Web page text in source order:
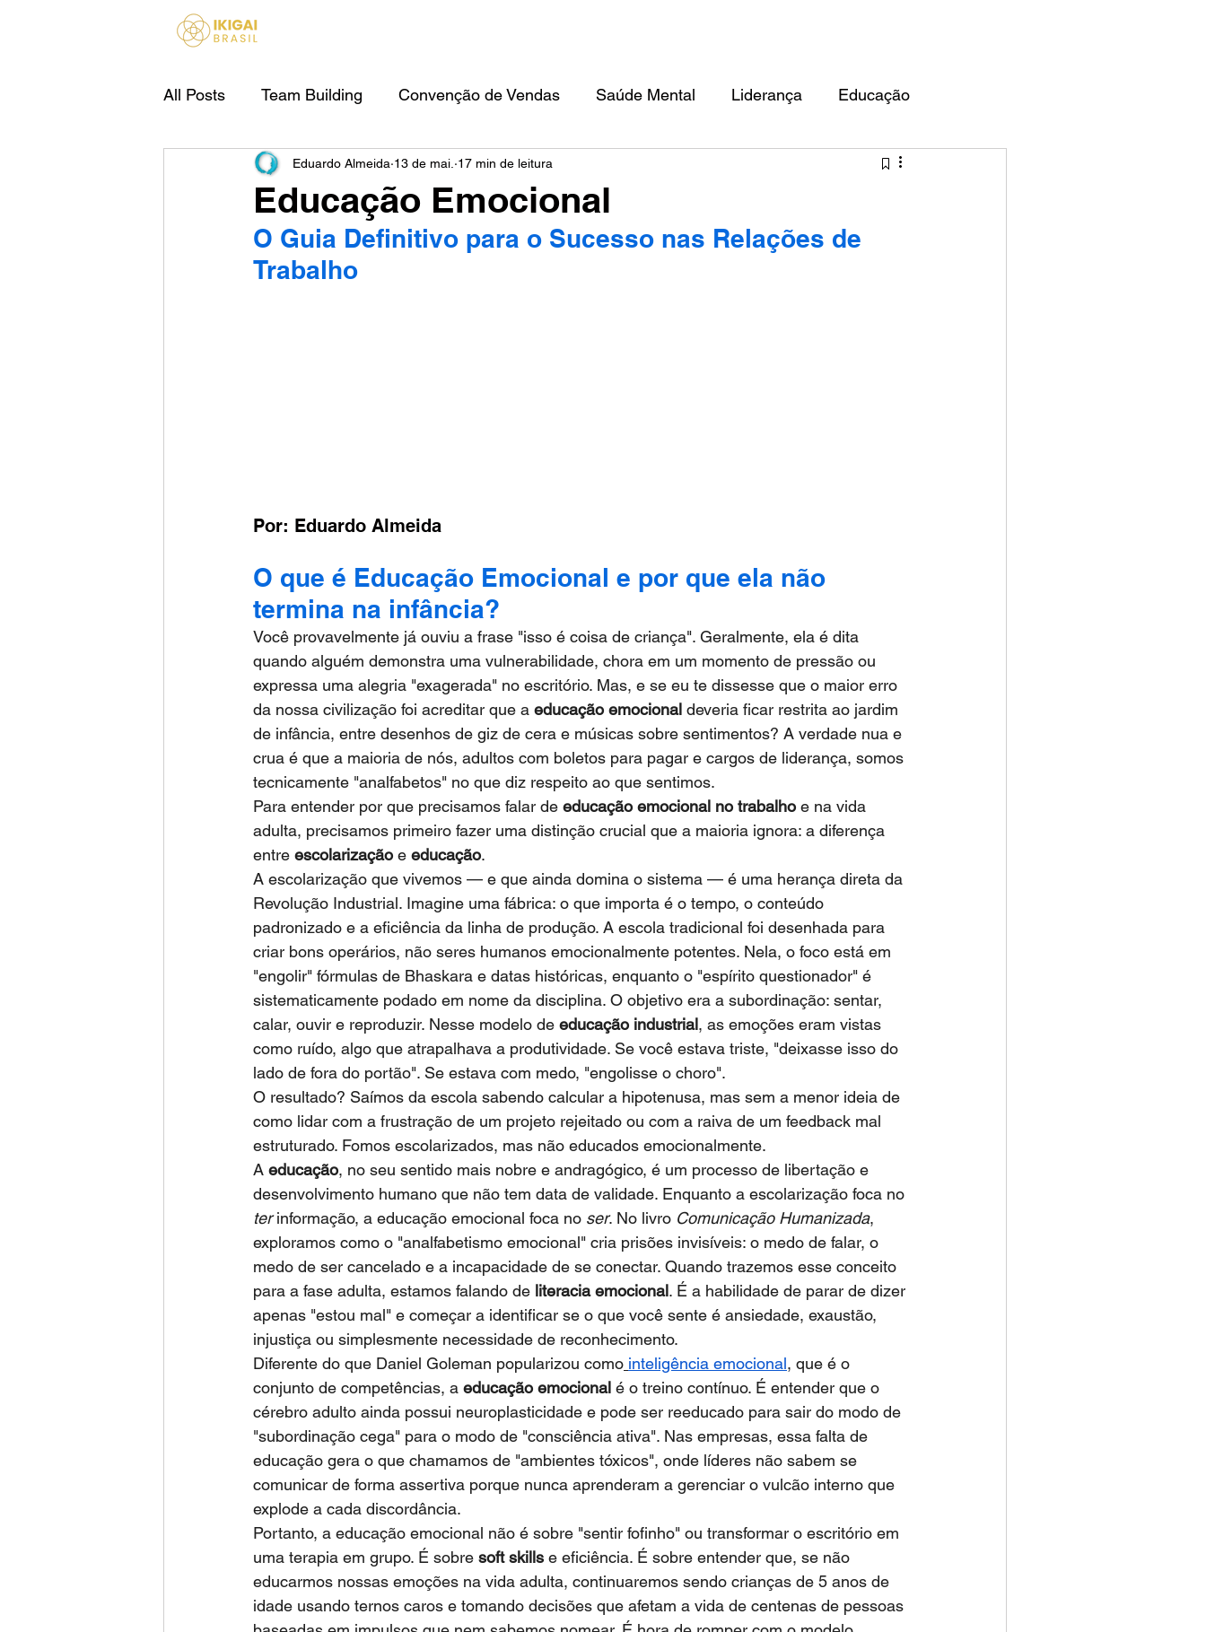
All Posts Team Building Convenção de Vendas Saúde Mental Liderança Educação
IA Para Empresas
Educação Emocional
Eduardo Almeida 13 de mai. 17 min de leitura
O Guia Definitivo para o Sucesso nas Relações de
Trabalho
Por: Eduardo Almeida
O que é Educação Emocional e por que ela não
termina na infância?
Você provavelmente já ouviu a frase "isso é coisa de criança". Geralmente, ela é dita
quando alguém demonstra uma vulnerabilidade, chora em um momento de pressão ou
expressa uma alegria "exagerada" no escritório. Mas, e se eu te dissesse que o maior erro
da nossa civilização foi acreditar que a educação emocional deveria ficar restrita ao jardim
de infância, entre desenhos de giz de cera e músicas sobre sentimentos? A verdade nua e
crua é que a maioria de nós, adultos com boletos para pagar e cargos de liderança, somos
tecnicamente "analfabetos" no que diz respeito ao que sentimos.
Para entender por que precisamos falar de educação emocional no trabalho e na vida
adulta, precisamos primeiro fazer uma distinção crucial que a maioria ignora: a diferença
entre escolarização e educação.
A escolarização que vivemos — e que ainda domina o sistema — é uma herança direta da
Revolução Industrial. Imagine uma fábrica: o que importa é o tempo, o conteúdo
padronizado e a eficiência da linha de produção. A escola tradicional foi desenhada para
criar bons operários, não seres humanos emocionalmente potentes. Nela, o foco está em
"engolir" fórmulas de Bhaskara e datas históricas, enquanto o "espírito questionador" é
sistematicamente podado em nome da disciplina. O objetivo era a subordinação: sentar,
calar, ouvir e reproduzir. Nesse modelo de educação industrial, as emoções eram vistas
como ruído, algo que atrapalhava a produtividade. Se você estava triste, "deixasse isso do
lado de fora do portão". Se estava com medo, "engolisse o choro".
O resultado? Saímos da escola sabendo calcular a hipotenusa, mas sem a menor ideia de
como lidar com a frustração de um projeto rejeitado ou com a raiva de um feedback mal
estruturado. Fomos escolarizados, mas não educados emocionalmente.
A educação, no seu sentido mais nobre e andragógico, é um processo de libertação e
desenvolvimento humano que não tem data de validade. Enquanto a escolarização foca no
ter informação, a educação emocional foca no ser. No livro Comunicação Humanizada,
exploramos como o "analfabetismo emocional" cria prisões invisíveis: o medo de falar, o
medo de ser cancelado e a incapacidade de se conectar. Quando trazemos esse conceito
para a fase adulta, estamos falando de literacia emocional. É a habilidade de parar de dizer
apenas "estou mal" e começar a identificar se o que você sente é ansiedade, exaustão,
injustiça ou simplesmente necessidade de reconhecimento.
Diferente do que Daniel Goleman popularizou como inteligência emocional, que é o
conjunto de competências, a educação emocional é o treino contínuo. É entender que o
cérebro adulto ainda possui neuroplasticidade e pode ser reeducado para sair do modo de
"subordinação cega" para o modo de "consciência ativa". Nas empresas, essa falta de
educação gera o que chamamos de "ambientes tóxicos", onde líderes não sabem se
comunicar de forma assertiva porque nunca aprenderam a gerenciar o vulcão interno que
explode a cada discordância.
Portanto, a educação emocional não é sobre "sentir fofinho" ou transformar o escritório em
uma terapia em grupo. É sobre soft skills e eficiência. É sobre entender que, se não
educarmos nossas emoções na vida adulta, continuaremos sendo crianças de 5 anos de
idade usando ternos caros e tomando decisões que afetam a vida de centenas de pessoas